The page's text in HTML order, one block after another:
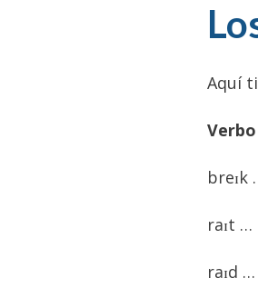
Aquí
breɪk
raɪt …
raɪd